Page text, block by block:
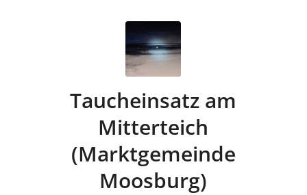
Taucheinsatz am
Mitterteich
(Marktgemeinde
Moosburg)